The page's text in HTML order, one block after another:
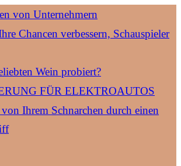
von Unternehmern
Chancen verbessern, Schauspieler
Wein probiert?
FÜR ELEKTROAUTOS
Ihrem Schnarchen durch einen